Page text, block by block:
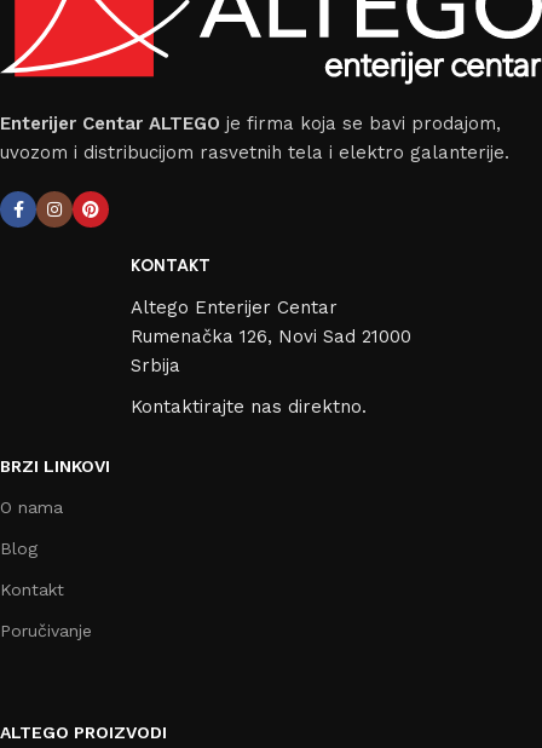
Enterijer Centar ALTEGO je firma koja se bavi prodajom,
uvozom i distribucijom rasvetnih tela i elektro galanterije.
KONTAKT
Altego Enterijer Centar
Rumenačka 126, Novi Sad 21000
Srbija
Kontaktirajte nas direktno.
BRZI LINKOVI
O nama
Blog
Kontakt
Poručivanje
ALTEGO PROIZVODI